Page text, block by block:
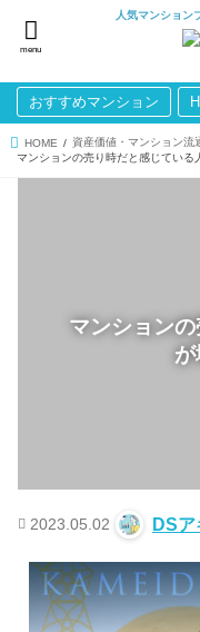
人気マンション
menu
おすすめマンション
HOME 資産価値・マンション流
マンションの売り時だと感じている
マンション
が
2023.05.02 DSア